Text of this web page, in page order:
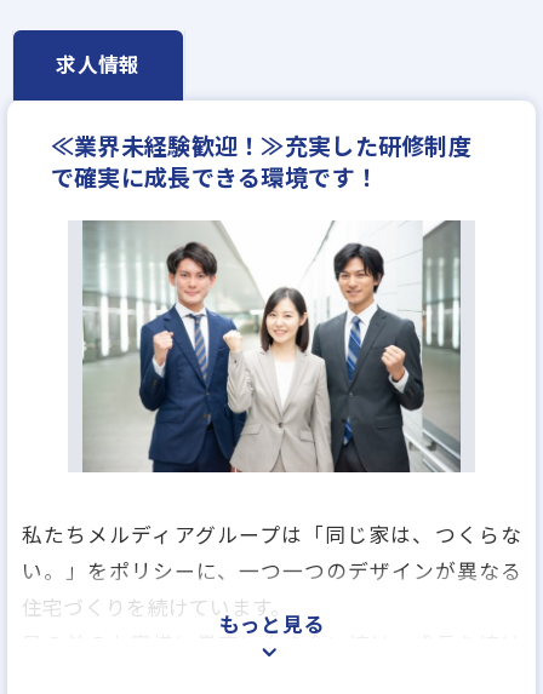
完全週休2日
求人情報
≪業界未経験歓迎！≫充実した研修制度
で確実に成長できる環境です！
私たちメルディアグループは「同じ家は、つくらな
い。」をポリシーに、一つ一つのデザインが異なる
住宅づくりを続けています。
目の前のお客様に愚直に向き合い続け、成長を続け
もっと見る